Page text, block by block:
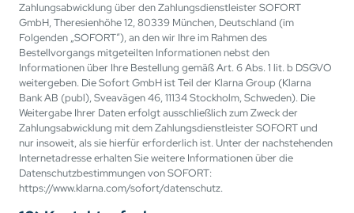
Zahlungsabwicklung über den Zahlungsdienstleister SOFORT
GmbH, Theresienhöhe 12, 80339 München, Deutschland (im
Folgenden „SOFORT“), an den wir Ihre im Rahmen des
Bestellvorgangs mitgeteilten Informationen nebst den
Informationen über Ihre Bestellung gemäß Art. 6 Abs. 1 lit. b DSGVO
weitergeben. Die Sofort GmbH ist Teil der Klarna Group (Klarna
Bank AB (publ), Sveavägen 46, 11134 Stockholm, Schweden). Die
Weitergabe Ihrer Daten erfolgt ausschließlich zum Zweck der
Zahlungsabwicklung mit dem Zahlungsdienstleister SOFORT und
nur insoweit, als sie hierfür erforderlich ist. Unter der nachstehenden
Internetadresse erhalten Sie weitere Informationen über die
Datenschutzbestimmungen von SOFORT:
https://www.klarna.com/sofort/datenschutz.